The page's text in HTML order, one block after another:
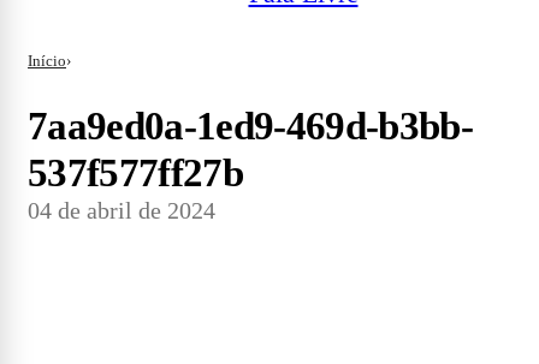
Início›
7aa9ed0a-1ed9-469d-b3bb-
537f577ff27b
04 de abril de 2024